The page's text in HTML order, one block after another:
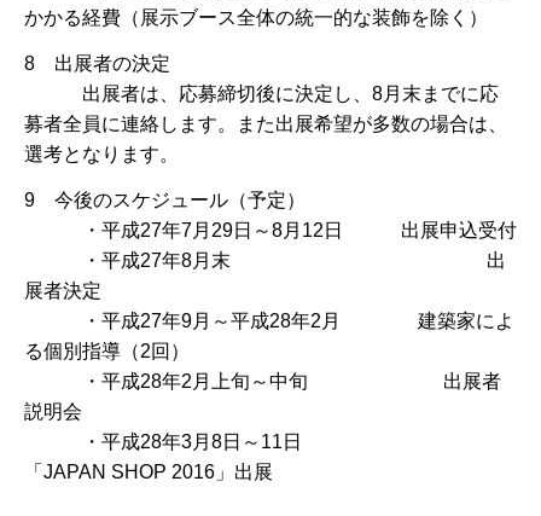
かかる経費（展示ブース全体の統一的な装飾を除く）
8 出展者の決定
出展者は、応募締切後に決定し、8月末までに応
募者全員に連絡します。また出展希望が多数の場合は、
選考となります。
9 今後のスケジュール（予定）
・平成27年7月29日～8月12日 出展申込受付
・平成27年8月末 出
展者決定
・平成27年9月～平成28年2月 建築家によ
る個別指導（2回）
・平成28年2月上旬～中旬 出展者
説明会
・平成28年3月8日～11日
「JAPAN SHOP 2016」出展